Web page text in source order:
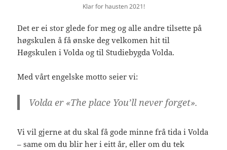
Klar for hausten 2021!
Det er ei stor glede for meg og alle andre tilsette på
høgskulen å få ønske deg velkomen hit til
Høgskulen i Volda og til Studiebygda Volda.
Med vårt engelske motto seier vi:
Volda er «The place You’ll never forget».
Vi vil gjerne at du skal få gode minne frå tida i Volda
– same om du blir her i eitt år, eller om du tek